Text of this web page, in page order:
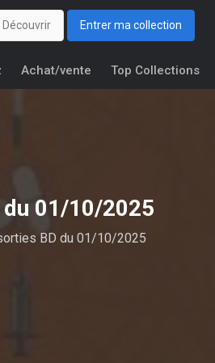
Découvrir Entrer ma collection
Achat/vente Top Collections
01/10/2025
BD du 01/10/2025